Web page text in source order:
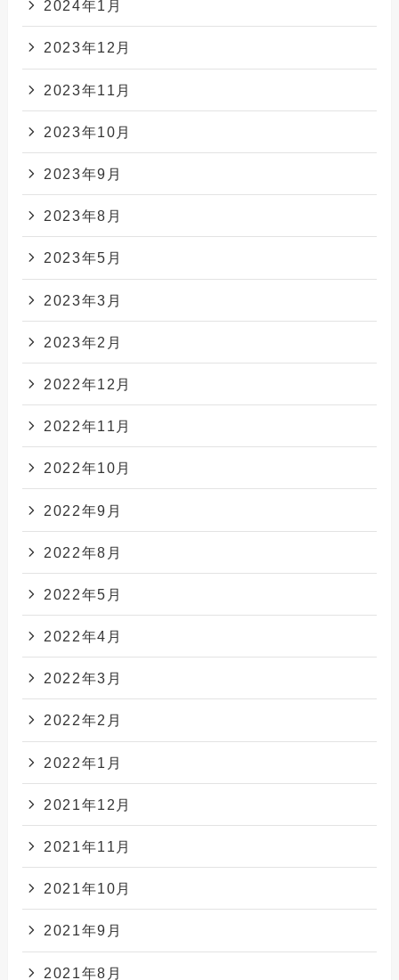
2024年1月
2023年12月
2023年11月
2023年10月
2023年9月
2023年8月
2023年5月
2023年3月
2023年2月
2022年12月
2022年11月
2022年10月
2022年9月
2022年8月
2022年5月
2022年4月
2022年3月
2022年2月
2022年1月
2021年12月
2021年11月
2021年10月
2021年9月
2021年8月